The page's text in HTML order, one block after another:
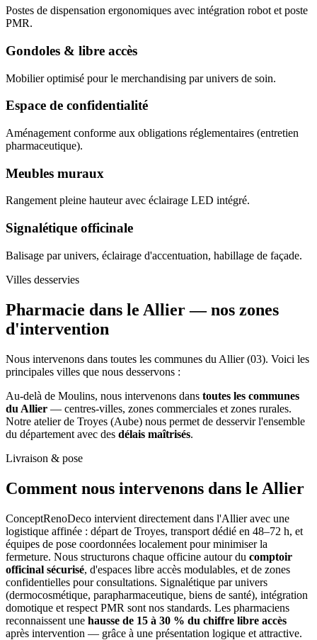
Postes de dispensation ergonomiques avec intégration robot et poste
PMR.
Gondoles & libre accès
Mobilier optimisé pour le merchandising par univers de soin.
Espace de confidentialité
Aménagement conforme aux obligations réglementaires (entretien
pharmaceutique).
Meubles muraux
Rangement pleine hauteur avec éclairage LED intégré.
Signalétique officinale
Balisage par univers, éclairage d'accentuation, habillage de façade.
Villes desservies
Pharmacie dans le Allier —nos zones
d'intervention
Nous intervenons dans toutes les communes du Allier (03). Voici les
principales villes que nous desservons :
Au-delà de Moulins, nous intervenons dans toutes les communes
du Allier — centres-villes, zones commerciales et zones rurales.
Notre atelier de Troyes (Aube) nous permet de desservir l'ensemble
du département avec des délais maîtrisés.
Livraison & pose
Comment nous intervenons dans le Allier
ConceptRenoDeco intervient directement dans l'Allier avec une
logistique affinée : départ de Troyes, transport dédié en 48–72 h, et
équipes de pose coordonnées localement pour minimiser la
fermeture. Nous structurons chaque officine autour du comptoir
officinal sécurisé, d'espaces libre accès modulables, et de zones
confidentielles pour consultations. Signalétique par univers
(dermocosmétique, parapharmaceutique, biens de santé), intégration
domotique et respect PMR sont nos standards. Les pharmaciens
reconnaissent une hausse de 15 à 30 % du chiffre libre accès
après intervention — grâce à une présentation logique et attractive.